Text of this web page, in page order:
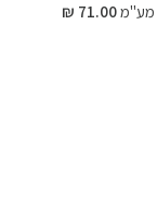
מע"מ71.00 ₪